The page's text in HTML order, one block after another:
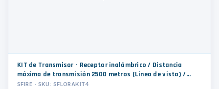
KIT de Transmisor - Receptor inalámbrico / Distancia
máxima de transmisión 2500 metros (Linea de vista) /
Receptor con 4 salidas
SFIRE · SKU: SFLORAKIT4